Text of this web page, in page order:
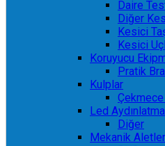
Daire
Diğer
Kesici
Kesici
Koruyucu
Pratik
Kulplar
Led Aydınlatma
Diğer
Mekanik Aletler